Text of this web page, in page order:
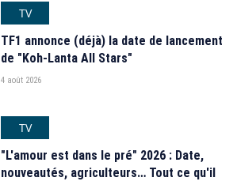
TV
TF1 annonce (déjà) la date de lancement
de "Koh-Lanta All Stars"
4 août 2026
TV
"L'amour est dans le pré" 2026 : Date,
nouveautés, agriculteurs… Tout ce qu'il